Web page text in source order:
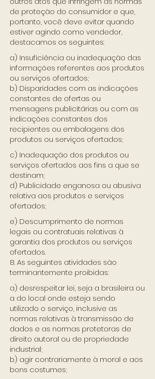
de proteção do consumidor e que,
portanto, você deve evitar quando
estiver agindo como vendedor,
destacamos os seguintes:
a) Insuficiência ou inadequação das
informações referentes aos produtos
ou serviços ofertados;
b) Disparidades com as indicações
constantes de ofertas ou
mensagens publicitárias ou com as
indicações constantes dos
recipientes ou embalagens dos
produtos ou serviços ofertados;
c) Inadequação dos produtos ou
serviços ofertados aos fins a que se
destinam;
d) Publicidade enganosa ou abusiva
relativa aos produtos e serviços
ofertados;
e) Descumprimento de normas
legais ou contratuais relativas à
garantia dos produtos ou serviços
ofertados.
8. As seguintes atividades são
terminantemente proibidas:
a) desrespeitar lei, seja a brasileira ou
a do local onde esteja sendo
utilizado o serviço, inclusive as
normas relativas à transmissão de
dados e as normas protetoras de
direito autoral ou de propriedade
industrial;
b) agir contrariamente à moral e aos
bons costumes;